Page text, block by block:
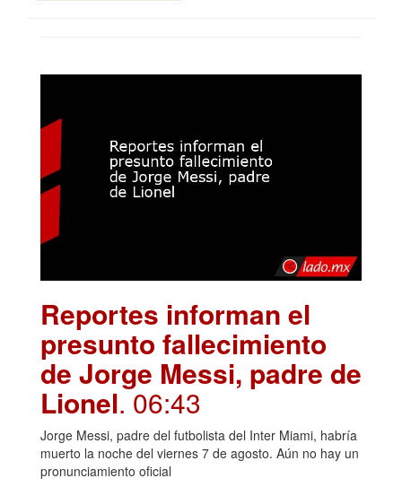
Reportes informan el
presunto fallecimiento
de Jorge Messi, padre de
Lionel. 06:43
Jorge Messi, padre del futbolista del Inter Miami, habría
muerto la noche del viernes 7 de agosto. Aún no hay un
pronunciamiento oficial